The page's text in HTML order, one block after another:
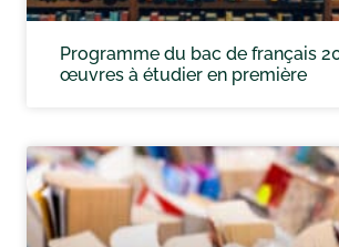
Programme du bac de français
œuvres à étudier en première